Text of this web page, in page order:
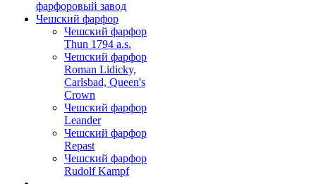
фарфоровый завод
Чешский фарфор
Чешский фарфор
Thun 1794 a.s.
Чешский фарфор
Roman Lidicky,
Carlsbad, Queen's
Crown
Чешский фарфор
Leander
Чешский фарфор
Repast
Чешский фарфор
Rudolf Kampf